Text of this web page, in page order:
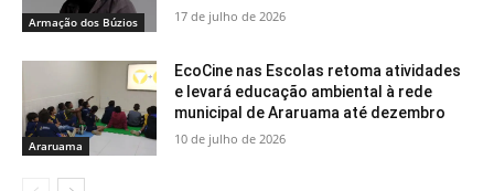
Armação dos Búzios 17 de julho de 2026
Araruama
EcoCine nas Escolas retoma atividades
e levará educação ambiental à rede
municipal de Araruama até dezembro
10 de julho de 2026